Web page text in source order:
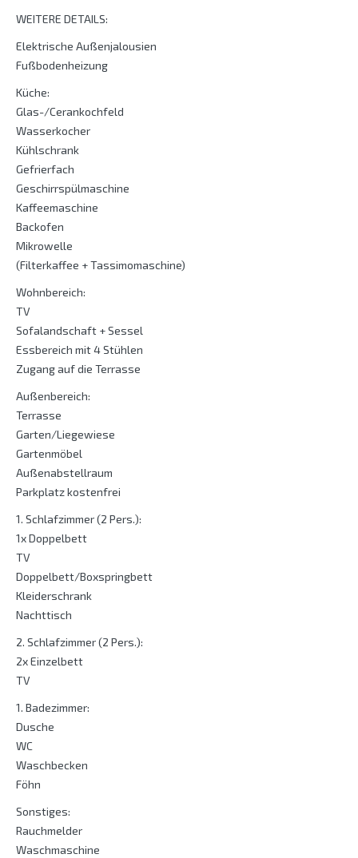
WEITERE DETAILS:
Elektrische Außenjalousien
Fußbodenheizung
Küche:
Glas-/Cerankochfeld
Wasserkocher
Kühlschrank
Gefrierfach
Geschirrspülmaschine
Kaffeemaschine
Backofen
Mikrowelle
(Filterkaffee + Tassimomaschine)
Wohnbereich:
TV
Sofalandschaft + Sessel
Essbereich mit 4 Stühlen
Zugang auf die Terrasse
Außenbereich:
Terrasse
Garten/Liegewiese
Gartenmöbel
Außenabstellraum
Parkplatz kostenfrei
1. Schlafzimmer (2 Pers.):
1x Doppelbett
TV
Doppelbett/Boxspringbett
Kleiderschrank
Nachttisch
2. Schlafzimmer (2 Pers.):
2x Einzelbett
TV
1. Badezimmer:
Dusche
WC
Waschbecken
Föhn
Sonstiges:
Rauchmelder
Waschmaschine